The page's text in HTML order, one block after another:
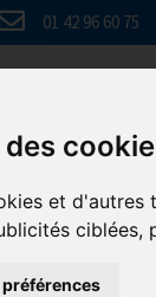
et
01 42 96 60 75